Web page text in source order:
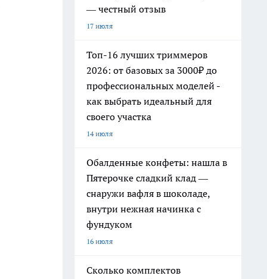
— честный отзыв
17 июля
Топ-16 лучших триммеров
2026: от базовых за 3000₽ до
профессиональных моделей -
как выбрать идеальный для
своего участка
14 июля
Обалденные конфеты: нашла в
Пятерочке сладкий клад —
снаружи вафля в шоколаде,
внутри нежная начинка с
фундуком
16 июля
Сколько комплектов